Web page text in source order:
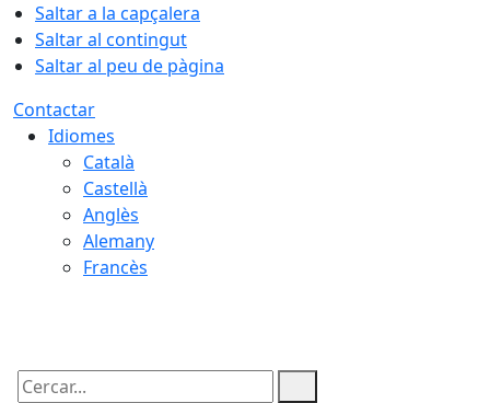
Saltar a la capçalera
Saltar al contingut
Saltar al peu de pàgina
Contactar
Idiomes
Català
Castellà
Anglès
Alemany
Francès